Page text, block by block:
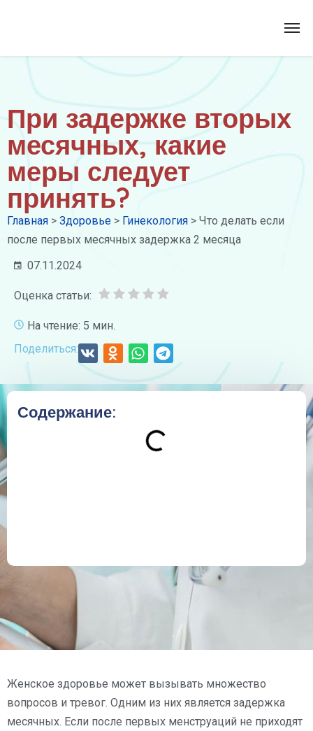
При задержке вторых
месячных, какие
меры следует
принять?
Главная > Здоровье > Гинекология > Что делать если
после первых месячных задержка 2 месяца
07.11.2024
Оценка статьи:
На чтение: 5 мин.
Поделиться:
Содержание:
Женское здоровье может вызывать множество
вопросов и тревог. Одним из них является задержка
месячных. Если после первых менструаций не приходят